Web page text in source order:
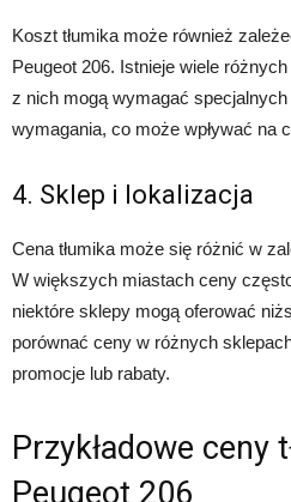
Koszt tłumika może również
Peugeot 206. Istnieje wiele
z nich mogą wymagać specjalnych
wymagania, co może wpływać na
4. Sklep i lokalizacja
Cena tłumika może się różnić w
W większych miastach ceny
niektóre sklepy mogą oferować
porównać ceny w różnych
promocje lub rabaty.
Przykładowe ceny
Peugeot 206